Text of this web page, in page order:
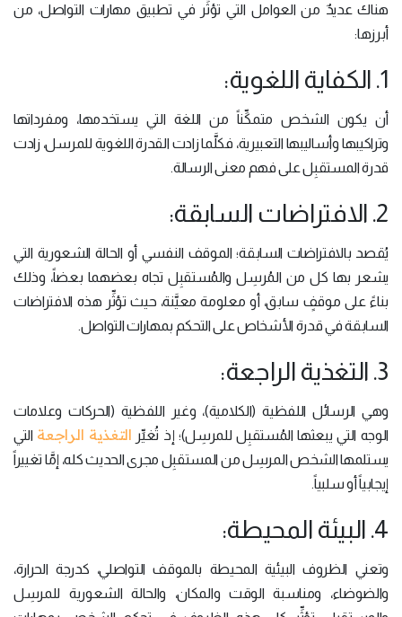
هناك عديدٌ من العوامل التي تؤثِّر في تطبيق مهارات التواصل، من
أبرزها:
1. الكفاية اللغوية:
أن يكون الشخص متمكِّناً من اللغة التي يستخدمها، ومفرداتها
وتراكيبها وأساليبها التعبيرية، فكلَّما زادت القدرة اللغوية للمرسل، زادت
قدرة المستقبِل على فهم معنى الرسالة.
2. الافتراضات السابقة:
يُقصد بالافتراضات السابقة؛ الموقف النفسي أو الحالة الشعورية التي
يشعر بها كل من المُرسِل والمُستقبِل تجاه بعضهما بعضاً، وذلك
بناءً على موقفٍ سابق، أو معلومة معيَّنة، حيث تؤثِّر هذه الافتراضات
السابقة في قدرة الأشخاص على التحكم بمهارات التواصل.
3. التغذية الراجعة:
وهي الرسائل اللفظية (الكلامية)، وغير اللفظية (الحركات وعلامات
الوجه التي يبعثها المُستقبِل للمرسِل)؛ إذ تُغيِّر التغذية الراجعة التي
يستلمها الشخص المرسِل من المستقبِل مجرى الحديث كله، إمَّا تغييراً
إيجابياً أو سلبياً.
4. البيئة المحيطة:
وتعني الظروف البيئية المحيطة بالموقف التواصلي، كدرجة الحرارة،
والضوضاء، ومناسبة الوقت والمكان، والحالة الشعورية للمرسِل